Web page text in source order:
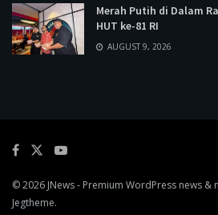
Merah Putih di Dalam
HUT ke-81 RI
AUGUST 9, 2026
© 2026 JNews- Premium WordPress news &
Jegtheme.